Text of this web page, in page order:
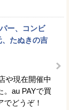
ー、コンビ
たぬきの吉
や現在開催中
。au PAYで買
どうぞ！